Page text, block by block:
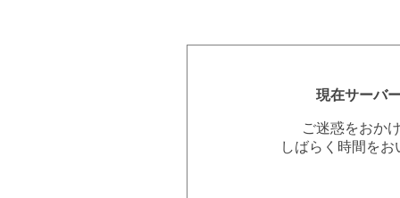
現在サーバ
ご迷惑をおか
しばらく時間を